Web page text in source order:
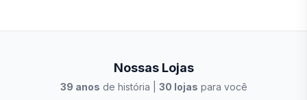
Nossas Lojas
39 anos de história | 30 lojas para você